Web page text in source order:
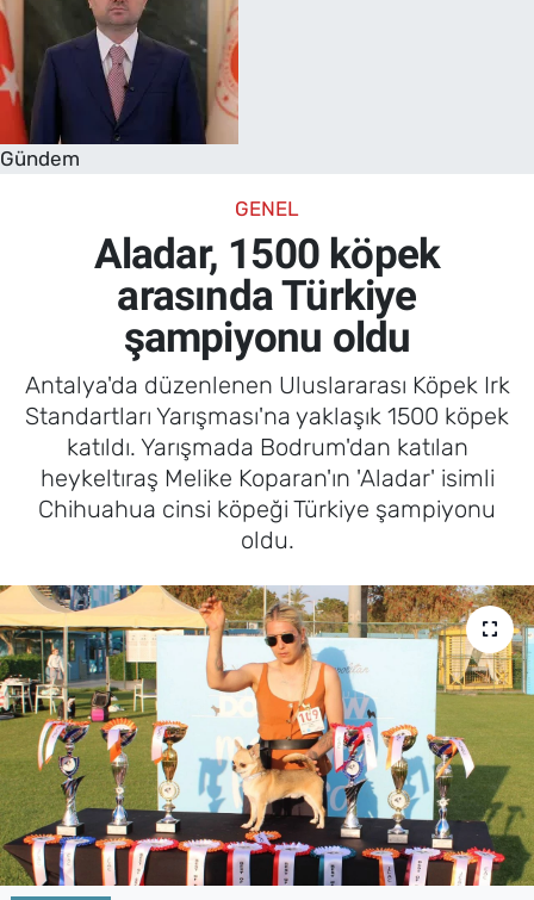
Gündem
GENEL
Aladar, 1500 köpek
arasında Türkiye
şampiyonu oldu
Antalya'da düzenlenen Uluslararası Köpek Irk
Standartları Yarışması'na yaklaşık 1500 köpek
katıldı. Yarışmada Bodrum'dan katılan
heykeltıraş Melike Koparan'ın 'Aladar' isimli
Chihuahua cinsi köpeği Türkiye şampiyonu
oldu.